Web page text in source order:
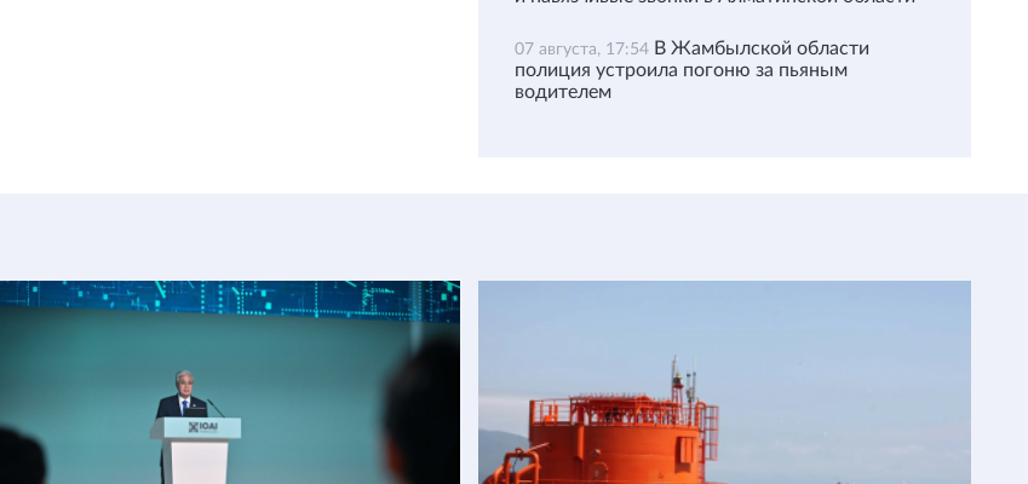
07 августа, 17:54 В Жамбылской области
полиция устроила погоню за пьяным
водителем